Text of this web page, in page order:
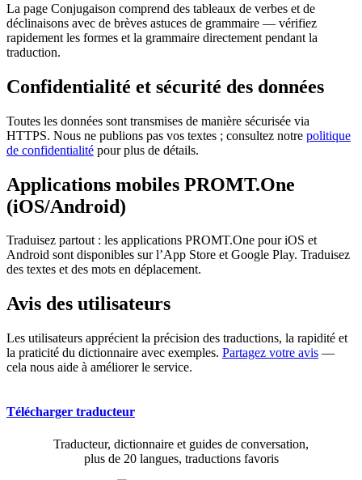
La page Conjugaison comprend des tableaux de verbes et de
déclinaisons avec de brèves astuces de grammaire — vérifiez
rapidement les formes et la grammaire directement pendant la
traduction.
Confidentialité et sécurité des données
Toutes les données sont transmises de manière sécurisée via
HTTPS. Nous ne publions pas vos textes ; consultez notre politique
de confidentialité pour plus de détails.
Applications mobiles PROMT.One
(iOS/Android)
Traduisez partout : les applications PROMT.One pour iOS et
Android sont disponibles sur l’App Store et Google Play. Traduisez
des textes et des mots en déplacement.
Avis des utilisateurs
Les utilisateurs apprécient la précision des traductions, la rapidité et
la praticité du dictionnaire avec exemples. Partagez votre avis —
cela nous aide à améliorer le service.
Télécharger traducteur
Traducteur, dictionnaire et guides de conversation,
plus de 20 langues, traductions favoris